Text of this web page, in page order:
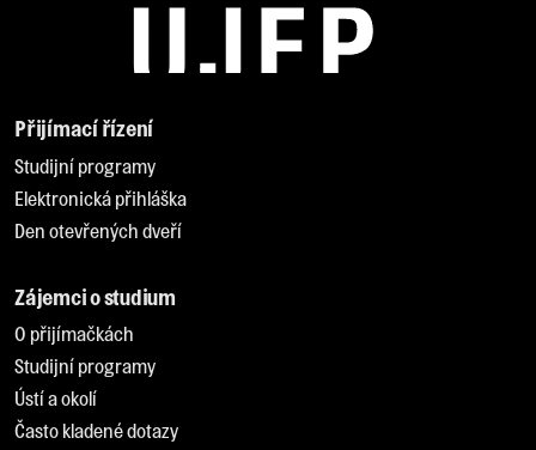
Přijímací řízení
Studijní programy
Elektronická přihláška
Den otevřených dveří
Zájemci o studium
O přijímačkách
Studijní programy
Ústí a okolí
Často kladené dotazy